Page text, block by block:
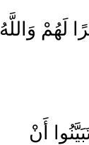
لَهُمْ وَاللَّهُ
أَنْ